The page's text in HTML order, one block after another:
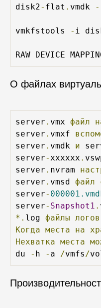
disk2- flat . vmdk -
vmkfstools - i
RAW DEVICE
О файлах
server . vmx файл
server . vmxf
server . vmdk и
server- xxxxxx .
server . nvram
server . vmsd файл
server-
server- Snapshot1 .
*. log файлы логов
Когда места на
Нехватка места
du
- h - a /vmfs /